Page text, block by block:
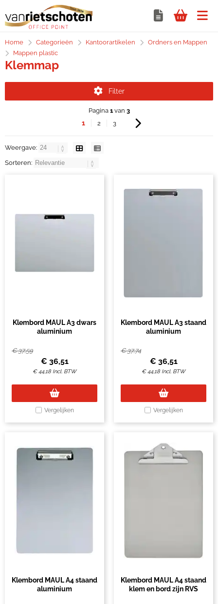
Home Categorieën Kantoorartikelen
Ordners en Mappen
Mappen plastic
Klemmap
Filter
Pagina 1van 3
1 2 3
Weergave:
Sorteren:
Klembord MAUL A3 dwars
aluminium
€37,59
€ 36,51
€44,18 Incl. BTW
Vergelijken
Klembord MAUL A3 staand
aluminium
€37,74
€ 36,51
€44,18 Incl. BTW
Vergelijken
Klembord MAUL A4 staand
aluminium
Klembord MAUL A4 staand
klem en bord zijn RVS